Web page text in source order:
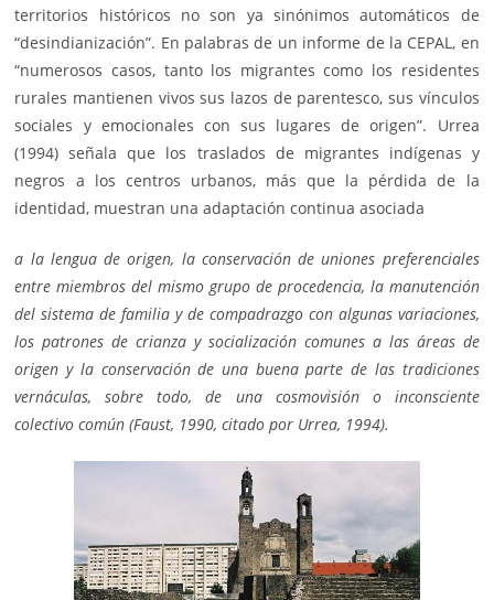
territorios históricos no son ya sinónimos automáticos de
“desindianización”. En palabras de un informe de la CEPAL, en
“numerosos casos, tanto los migrantes como los residentes
rurales mantienen vivos sus lazos de parentesco, sus vínculos
sociales y emocionales con sus lugares de origen”. Urrea
(1994) señala que los traslados de migrantes indígenas y
negros a los centros urbanos, más que la pérdida de la
identidad, muestran una adaptación continua asociada
a la lengua de origen, la conservación de uniones preferenciales
entre miembros del mismo grupo de procedencia, la manutención
del sistema de familia y de compadrazgo con algunas variaciones,
los patrones de crianza y socialización comunes a las áreas de
origen y la conservación de una buena parte de las tradiciones
vernáculas, sobre todo, de una cosmovisión o inconsciente
colectivo común (Faust, 1990, citado por Urrea, 1994).